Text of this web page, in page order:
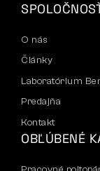
O nás
Články
Laboratórium
Predajňa
Kontakt
OBĽÚBENÉ